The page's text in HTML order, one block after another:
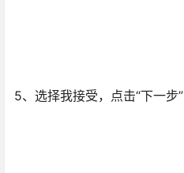
5、选择我接受，点击“下一步”